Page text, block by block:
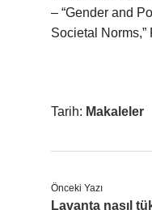
– “Gender and
Societal
Tarih: Makaleler
Önceki Yazı
Lavanta nasıl